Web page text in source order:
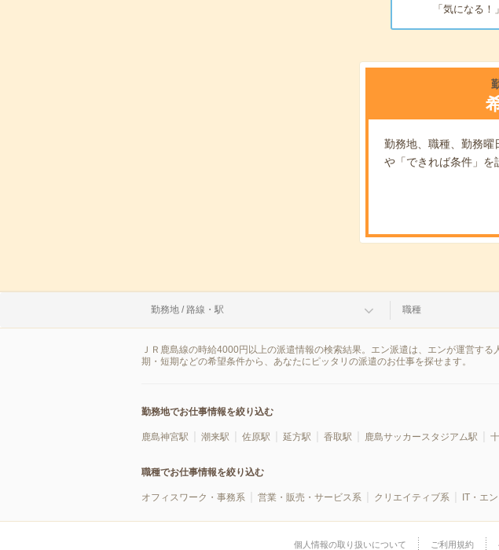
「気になる
勤務地、職種、勤務曜
や「できれば条件」を
勤務地 / 路線・駅 職種
ＪＲ鹿島線の時給4000円以上の派遣情報の検索結果。エン派遣は、エンが運営す
期・短期などの希望条件から、あなたにピッタリの派遣のお仕事を探せます。
勤務地でお仕事情報を絞り込む
鹿島神宮駅 潮来駅 佐原駅 延方駅 香取駅 鹿島サッカースタジアム駅
職種でお仕事情報を絞り込む
オフィスワーク・事務系 営業・販売・サービス系 クリエイティブ系 IT・エ
個人情報の取り扱いについて ご利用規約